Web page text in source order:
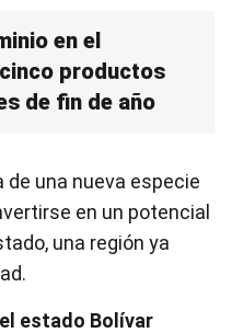
en el
productos
de fin de año
una nueva especie
en un potencial
una región ya
estado Bolívar